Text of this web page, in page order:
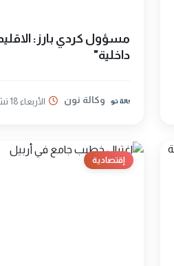
مسؤول كردي بارز:
داخلية"
وكالة نون الأربعاء 18 تشرين الاول 2017
إقتصادية